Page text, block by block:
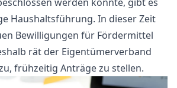
Haushaltsführung. In dieser Zeit
Bewilligungen für Fördermittel
rät der Eigentümerverband
frühzeitig Anträge zu stellen.